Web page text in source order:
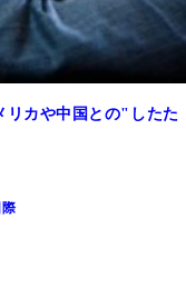
リカや中国との"したた